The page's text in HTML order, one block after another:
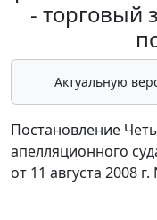
- торговый
Актуальную
Постановление
апелляционного
от 11 августа 2008